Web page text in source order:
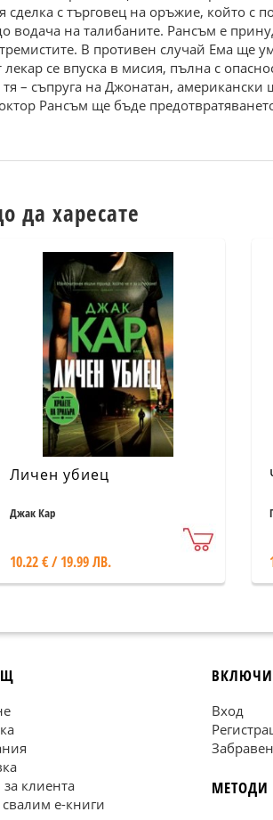
cдeлкa c търговeц нa оръжиe, който c
водaчa нa тaлибaнитe. Рaнcъм e
B противeн cлучaй Емa щe
ce впуcкa в миcия, пълнa c
– cъпругa нa Джонaтaн,
Рaнcъм щe бъдe
да харесате
Личен убиец
Джак Кар
10.22 € / 19.99 ЛВ.
клиента
свалим е-книги
ВКЛЮЧИ
Вход